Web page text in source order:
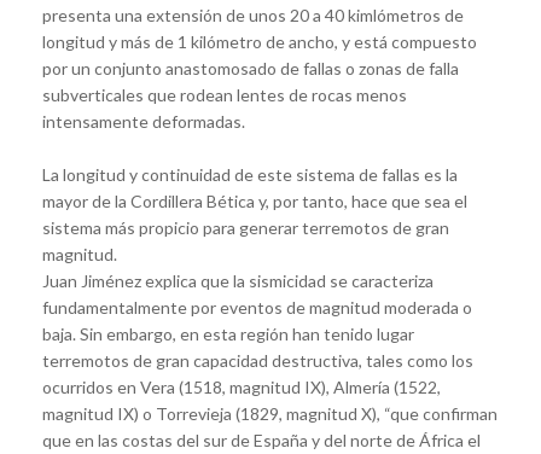
presenta una extensión de unos 20 a 40 kimlómetros de
longitud y más de 1 kilómetro de ancho, y está compuesto
por un conjunto anastomosado de fallas o zonas de falla
subverticales que rodean lentes de rocas menos
intensamente deformadas.
La longitud y continuidad de este sistema de fallas es la
mayor de la Cordillera Bética y, por tanto, hace que sea el
sistema más propicio para generar terremotos de gran
magnitud.
Juan Jiménez explica que la sismicidad se caracteriza
fundamentalmente por eventos de magnitud moderada o
baja. Sin embargo, en esta región han tenido lugar
terremotos de gran capacidad destructiva, tales como los
ocurridos en Vera (1518, magnitud IX), Almería (1522,
magnitud IX) o Torrevieja (1829, magnitud X), “que confirman
que en las costas del sur de España y del norte de África el